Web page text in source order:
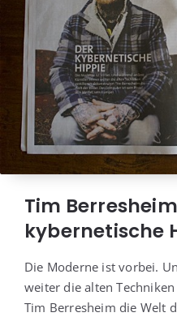
Tim
kybernetische
Die Moder­ne ist vor­bei.
wei­ter die alten
Tim Ber­res­heim die Welt